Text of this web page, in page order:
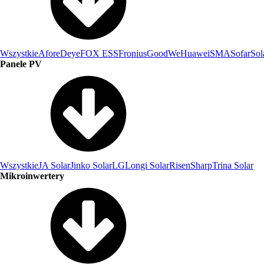
WszystkieAforeDeyeFOX ESSFroniusGoodWeHuaweiSMASofar
Panele PV
WszystkieJA SolarJinko SolarLGLongi SolarRisenSharpTrina Solar
Mikroinwertery